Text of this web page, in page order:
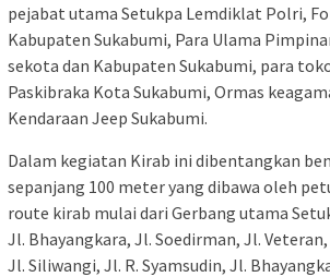
pejabat utama Setukpa Lemdiklat Polri,
Kabupaten Sukabumi, Para Ulama
sekota dan Kabupaten Sukabumi, para
Paskibraka Kota Sukabumi, Ormas
Kendaraan Jeep Sukabumi.
Dalam kegiatan Kirab ini dibentangkan
sepanjang 100 meter yang dibawa oleh
route kirab mulai dari Gerbang utama
Jl. Bhayangkara, Jl. Soedirman, Jl.
Jl. Siliwangi, Jl. R. Syamsudin, Jl.